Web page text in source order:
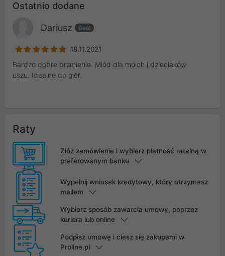
Ostatnio dodane
Dariusz Gość
18.11.2021
Bardzo dobre brzmienie. Miód dla moich i dzieciaków
uszu. Idealne do gier.
Raty
Złóż zamówienie i wybierz płatność ratalną w
preferowanym banku
Wypełnij wniosek kredytowy, który otrzymasz
mailem
Wybierz sposób zawarcia umowy, poprzez
kuriera lub online
Podpisz umowę i ciesz się zakupami w
Proline.pl